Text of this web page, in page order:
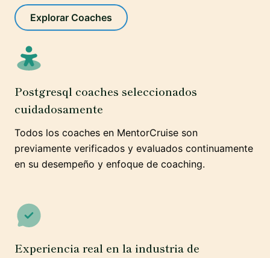
Explorar Coaches
Postgresql coaches seleccionados
cuidadosamente
Todos los coaches en MentorCruise son
previamente verificados y evaluados continuamente
en su desempeño y enfoque de coaching.
Experiencia real en la industria de